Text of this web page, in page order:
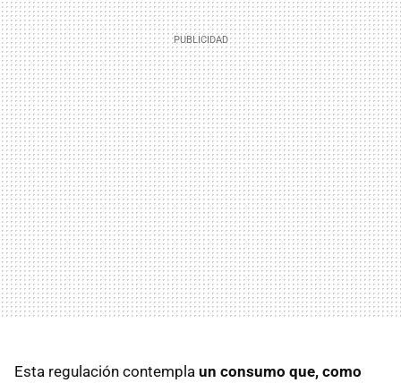
Esta regulación contempla un consumo que, como